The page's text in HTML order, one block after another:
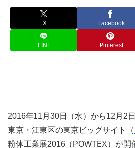
X Facebook
LINE Pinterest
2016年11月30日（水）から12月2
東京・江東区の東京ビッグサイト（
粉体工業展2016（POWTEX）が開